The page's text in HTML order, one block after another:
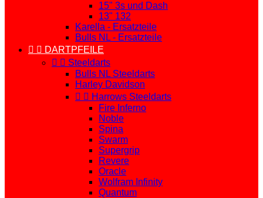
15" 3s und Dash
13" 132
Karella - Ersatzteile
Bulls NL - Ersatzteile
  DARTPFEILE
  Steeldarts
Bulls NL Steeldarts
Harley Davidson
  Harrows Steeldarts
Fire Inferno
Noble
Spina
Swarm
Supergrip
Revere
Oracle
Wolfram Infinity
Quantum